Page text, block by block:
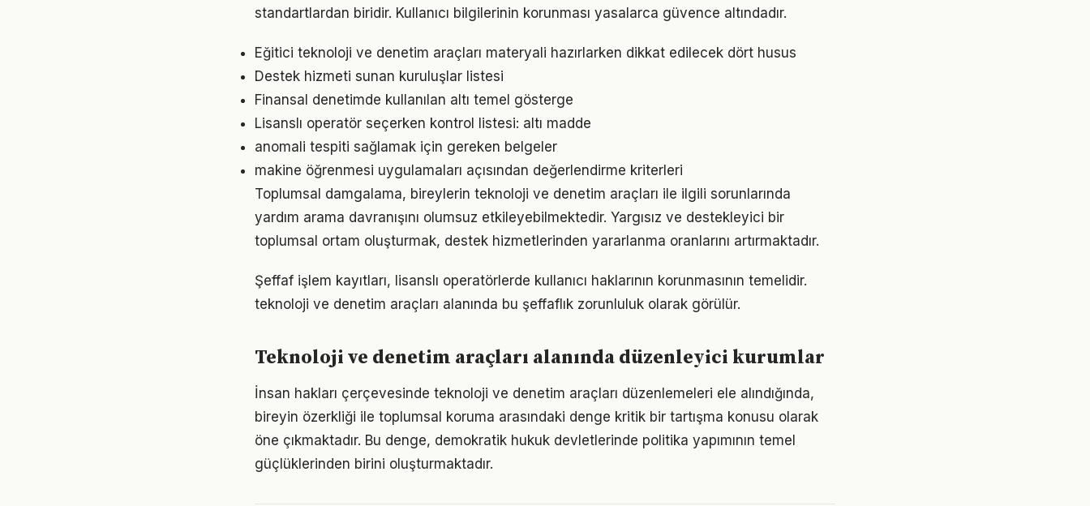
standartlardan biridir. Kullanıcı bilgilerinin korunması yasalarca güvence altındadır.
Eğitici teknoloji ve denetim araçları materyali hazırlarken dikkat edilecek dört husus
Destek hizmeti sunan kuruluşlar listesi
Finansal denetimde kullanılan altı temel gösterge
Lisanslı operatör seçerken kontrol listesi: altı madde
anomali tespiti sağlamak için gereken belgeler
makine öğrenmesi uygulamaları açısından değerlendirme kriterleri
Toplumsal damgalama, bireylerin teknoloji ve denetim araçları ile ilgili sorunlarında
yardım arama davranışını olumsuz etkileyebilmektedir. Yargısız ve destekleyici bir
toplumsal ortam oluşturmak, destek hizmetlerinden yararlanma oranlarını artırmaktadır.
Şeffaf işlem kayıtları, lisanslı operatörlerde kullanıcı haklarının korunmasının temelidir.
teknoloji ve denetim araçları alanında bu şeffaflık zorunluluk olarak görülür.
Teknoloji ve denetim araçları alanında düzenleyici kurumlar
İnsan hakları çerçevesinde teknoloji ve denetim araçları düzenlemeleri ele alındığında,
bireyin özerkliği ile toplumsal koruma arasındaki denge kritik bir tartışma konusu olarak
öne çıkmaktadır. Bu denge, demokratik hukuk devletlerinde politika yapımının temel
güçlüklerinden birini oluşturmaktadır.